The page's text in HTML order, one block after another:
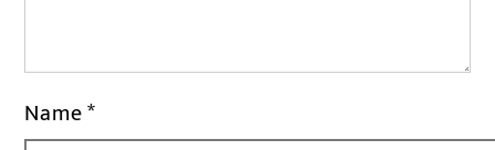
Name*